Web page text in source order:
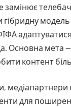
замінює
модель
Основна мета
контент
медіапартнери
для